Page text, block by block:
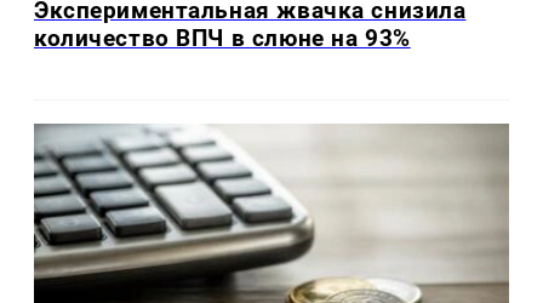
Экспериментальная жвачка снизила
количество ВПЧ в слюне на 93%